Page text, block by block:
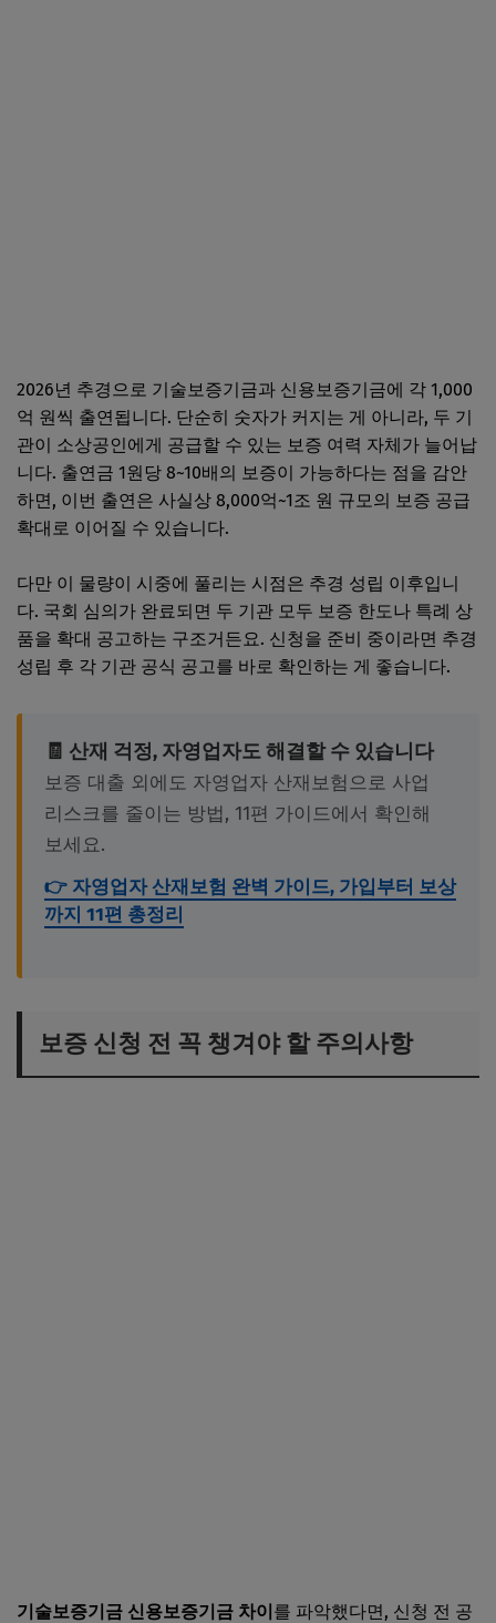
2026년 추경으로 기술보증기금과 신용보증기금에 각 1,000
억 원씩 출연됩니다. 단순히 숫자가 커지는 게 아니라, 두 기
관이 소상공인에게 공급할 수 있는 보증 여력 자체가 늘어납
니다. 출연금 1원당 8~10배의 보증이 가능하다는 점을 감안
하면, 이번 출연은 사실상 8,000억~1조 원 규모의 보증 공급
확대로 이어질 수 있습니다.
다만 이 물량이 시중에 풀리는 시점은 추경 성립 이후입니
다. 국회 심의가 완료되면 두 기관 모두 보증 한도나 특례 상
품을 확대 공고하는 구조거든요. 신청을 준비 중이라면 추경
성립 후 각 기관 공식 공고를 바로 확인하는 게 좋습니다.
🧾 산재 걱정, 자영업자도 해결할 수 있습니다
보증 대출 외에도 자영업자 산재보험으로 사업
리스크를 줄이는 방법, 11편 가이드에서 확인해
보세요.
👉 자영업자 산재보험 완벽 가이드, 가입부터 보상
까지 11편 총정리
보증 신청 전 꼭 챙겨야 할 주의사항
기술보증기금 신용보증기금 차이를 파악했다면, 신청 전 공